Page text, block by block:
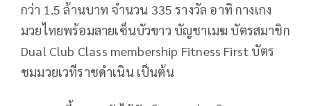
กว่า 1.5 ล้านบาท จำนวน 335 รางวัล อาทิ กางเกง
มวยไทยพร้อมลายเซ็นบัวขาว บัญชาเมฆ บัตรสมาชิก
Dual Club Class membership Fitness First บัตร
ชมมวยเวทีราชดำเนิน เป็นต้น